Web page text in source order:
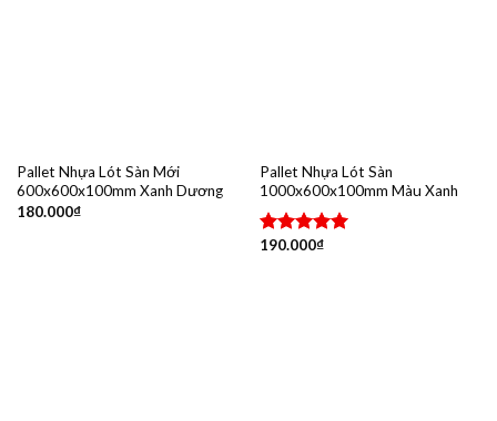
Pallet Nhựa Lót Sàn Mới
600x600x100mm Xanh Dương
180.000₫
Pallet Nhựa Lót Sàn
1000x600x100mm Màu Xanh
Được xếp
190.000₫